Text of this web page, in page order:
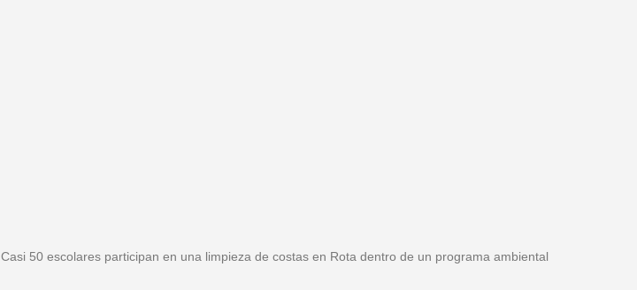
Casi 50 escolares participan en una limpieza de costas en Rota dentro de un programa ambiental